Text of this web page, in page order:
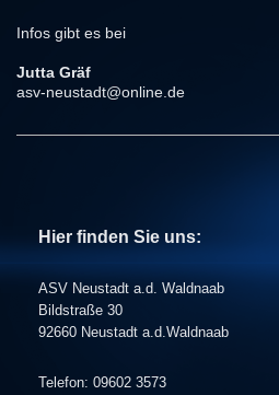
Infos gibt es bei
Jutta Gräf
asv-neustadt@online.de
Hier finden Sie uns:
ASV Neustadt a.d. Waldnaab
Bildstraße 30
92660 Neustadt a.d.Waldnaab
Telefon: 09602 3573